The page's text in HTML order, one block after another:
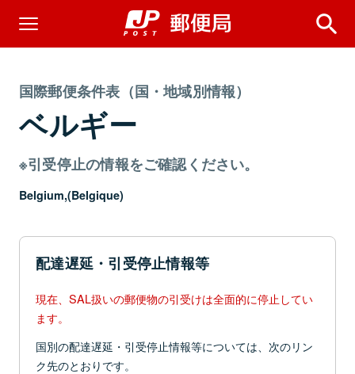
国際郵便条件表（国・地域別情報）
ベルギー
※引受停止の情報をご確認ください。
Belgium,(Belgique)
配達遅延・引受停止情報等
現在、SAL扱いの郵便物の引受けは全面的に停止してい
ます。
国別の配達遅延・引受停止情報等については、次のリン
ク先のとおりです。